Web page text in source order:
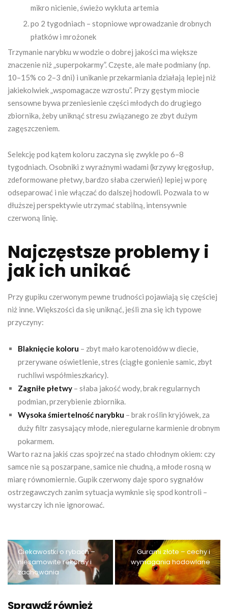
mikro nicienie, świeżo wykluta artemia
po 2 tygodniach – stopniowe wprowadzanie drobnych
płatków i mrożonek
Trzymanie narybku w wodzie o dobrej jakości ma większe
znaczenie niż „superpokarmy”. Częste, ale małe podmiany (np.
10–15% co 2–3 dni) i unikanie przekarmiania działają lepiej niż
jakiekolwiek „wspomagacze wzrostu”. Przy gęstym miocie
sensowne bywa przeniesienie części młodych do drugiego
zbiornika, żeby uniknąć stresu związanego ze zbyt dużym
zagęszczeniem.
Selekcję pod kątem koloru zaczyna się zwykle po 6–8
tygodniach. Osobniki z wyraźnymi wadami (krzywy kręgosłup,
zdeformowane płetwy, bardzo słaba czerwień) lepiej w porę
odseparować i nie włączać do dalszej hodowli. Pozwala to w
dłuższej perspektywie utrzymać stabilną, intensywnie
czerwoną linię.
Najczęstsze problemy i
jak ich unikać
Przy gupiku czerwonym pewne trudności pojawiają się częściej
niż inne. Większości da się uniknąć, jeśli zna się ich typowe
przyczyny:
Blaknięcie koloru – zbyt mało karotenoidów w diecie,
przerywane oświetlenie, stres (ciągłe gonienie samic, zbyt
ruchliwi współmieszkańcy).
Zagniłe płetwy – słaba jakość wody, brak regularnych
podmian, przerybienie zbiornika.
Wysoka śmiertelność narybku – brak roślin kryjówek, za
duży filtr zasysający młode, nieregularne karmienie drobnym
pokarmem.
Warto raz na jakiś czas spojrzeć na stado chłodnym okiem: czy
samce nie są poszarpane, samice nie chudną, a młode rosną w
miarę równomiernie. Gupik czerwony daje sporo sygnałów
ostrzegawczych zanim sytuacja wymknie się spod kontroli –
wystarczy ich nie ignorować.
Ciekawostki o rybach –
niesamowite rekordy i
zachowania
Gurami złote – cechy i
wymagania hodowlane
Sprawdź również